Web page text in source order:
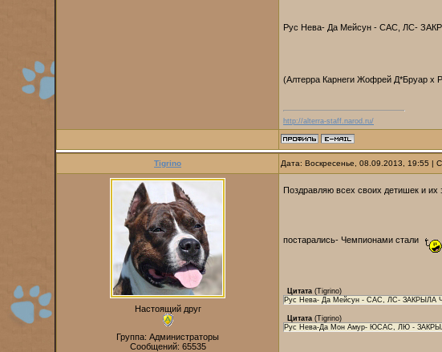
Рус Нева- Да Мейсун - САС, ЛС-
(Алтерра Карнеги Жофрей Д*Бруар х
http://alterra-staff.narod.ru/
Tigrino Дата: Воскресенье, 08.09.2013, 19:55 |
Настоящий друг
Группа: Администраторы
Сообщений: 65535
Поздравляю всех своих детишек и их
постарались- Чемпионами стали
Цитата (Tigrino)
Рус Нева- Да Мейсун - САС, ЛС-
Цитата (Tigrino)
Рус Нева-Да Мон Амур- ЮСАС, ЛЮ -